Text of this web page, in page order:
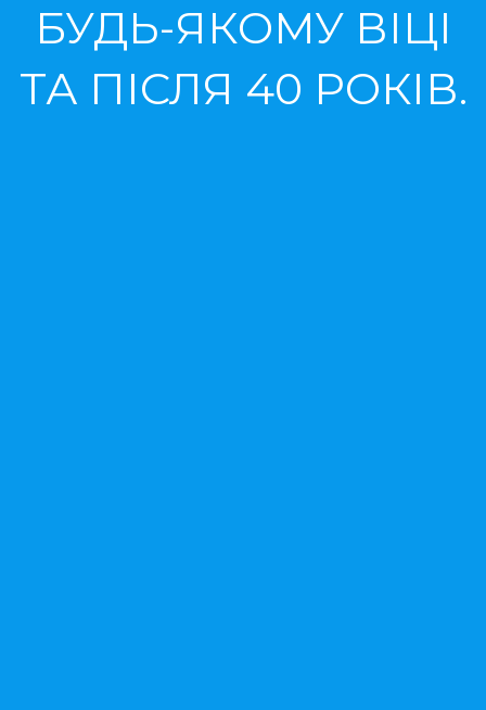
БУДЬ-ЯКОМУ ВІЦІ
ТА ПІСЛЯ 40 РОКІВ.